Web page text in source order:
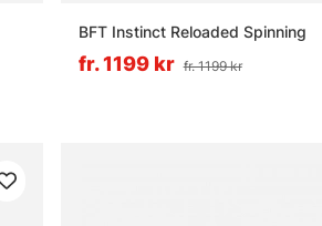
BFT Instinct Reloaded Spinning
fr. 1199 kr fr. 1199 kr